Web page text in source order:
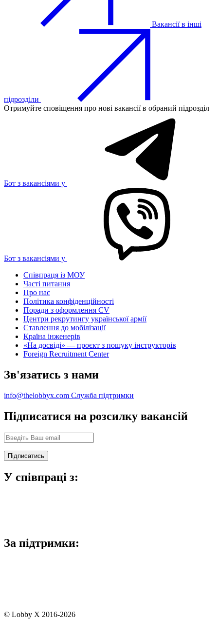
Вакансії в інші
підрозділи
Отримуйте сповіщення про нові вакансії в обраний підрозділ
Бот з вакансіями у
Бот з вакансіями у
Співпраця із МОУ
Часті питання
Про нас
Політика конфіденційності
Поради з оформлення CV
Центри рекрутингу української армії
Ставлення до мобілізації
Країна інженерів
«На досвіді» — проєкт з пошуку інструкторів
Foreign Recruitment Center
Зв'язатись з нами
info@thelobbyx.com Служба підтримки
Підписатися на розсилку вакансій
У співпраці з:
За підтримки:
© Lobby X 2016-2026